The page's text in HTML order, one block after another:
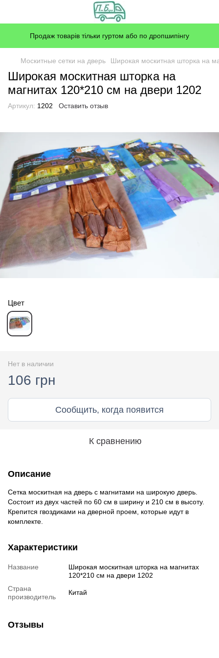
Продаж товарів тільки гуртом або по дропшипінгу
Москитные сетки на дверь Широкая москитная шторка на
Широкая москитная шторка на
магнитах 120*210 см на двери 1202
Артикул: 1202 Оставить отзыв
Цвет
Нет в наличии
106 грн
Сообщить, когда появится
К сравнению
Описание
Сетка москитная на дверь с магнитами на широкую дверь.
Состоит из двух частей по 60 см в ширину и 210 см в высоту.
Крепится гвоздиками на дверной проем, которые идут в
комплекте.
Характеристики
Название
Широкая москитная шторка на магнитах
120*210 см на двери 1202
Страна
производитель
Китай
Отзывы